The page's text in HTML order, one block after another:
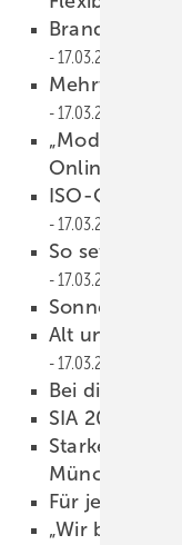
Brandneue
17.03.2022
Mehrwert
17.03.2022
„Moderne
Online-Shop
ISO-
17.03.2022
So setzt
17.03.2022
Alt und neu
17.03.2022
Bei diesen
SIA 2057 vs.
Starke
München
Für jeden
„Wir bieten